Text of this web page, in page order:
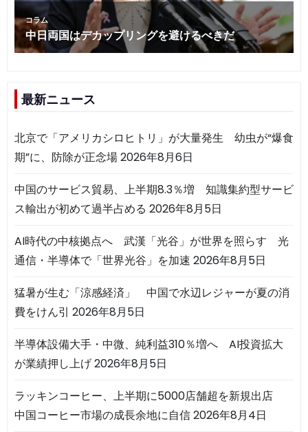
最新ニュース
北京で「アメリカシロヒトリ」が大量発生 幼虫が“爆食
期”に、防除が正念場2026年8月6日
中国のサービス貿易、上半期8.3％増 知識集約型サービ
ス輸出が初めて過半占める 2026年8月5日
AI時代の中核拠点へ 武漢「光谷」が世界を照らす 光
通信・半導体で「世界光谷」を加速 2026年8月5日
猛暑が生む「涼感経済」 中国で水辺レジャーが夏の消
費をけん引 2026年8月5日
半導体設備大手・中微、純利益310％増へ AI投資拡大
が業績押し上げ2026年8月5日
ラッキンコーヒー、上半期に5000店舗超を新規出店
中国コーヒー市場の成長余地に自信2026年8月4日